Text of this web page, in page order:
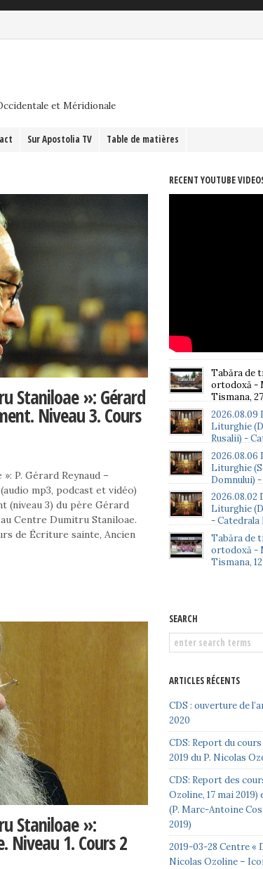
et Méridionale
Sur Apostolia TV Table de matières
Staniloae »: Gérard
Niveau 3. Cours
P. Gérard Reynaud –
mp3, podcast et vidéo)
(niveau 3) du père Gérard
au Centre Dumitru Staniloae.
de Écriture sainte, Ancien
Staniloae »:
Niveau 1. Cours 2
RECENT YOUTUBE
Tabăra de
ortodoxă -
Tismana,
2026.08.09
Liturghie
Rusalii) -
2026.08.06
Liturghie
Domnului)
2026.08.02
Liturghie
- Catedrala
Tabăra de
ortodoxă -
Tismana,
SEARCH
ARTICLES RÉCENTS
CDS : ouverture de
2020
CDS: Report du
2019 du P. Nicolas
CDS: Report des
Ozoline, 17 mai
(P. Marc-Antoine
2019)
2019-03-28 Centre «
Nicolas Ozoline –